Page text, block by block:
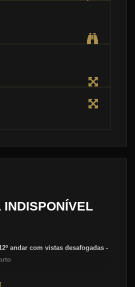
INDISPONÍVEL
andar com vistas desafogadas -
áreas próximo do METRO e do